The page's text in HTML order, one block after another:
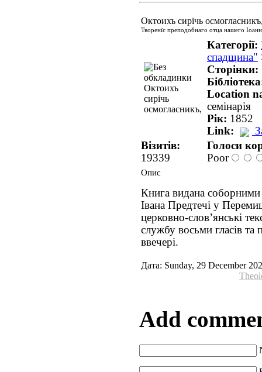
Октоихъ сирічь
Творенїє преподобнаго отца нашего
Категорії:
спадщина"
Сторінки:
Location
семінарія
Рік: 1852
Link:
Візитів:
19339
Голоси
Poor
Опис
Книга видана
Івана Предтечі у
церковно-словʼянські
службу восьми гласів та
ввечері.
Дата: Sunday, 29 December
Add